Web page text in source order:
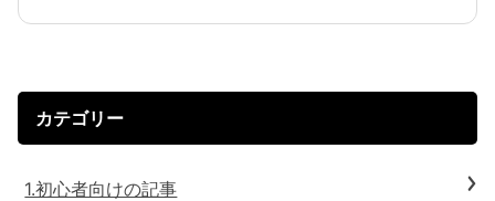
カテゴリー
1.初心者向けの記事